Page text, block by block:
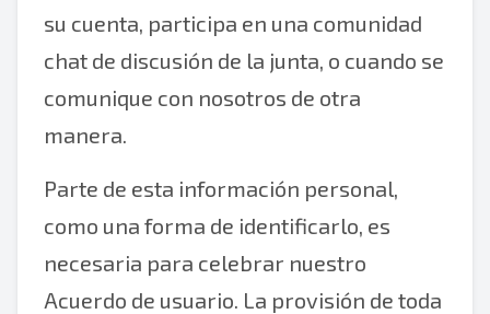
su cuenta, participa en una comunidad
chat de discusión de la junta, o cuando se
comunique con nosotros de otra
manera.
Parte de esta información personal,
como una forma de identificarlo, es
necesaria para celebrar nuestro
Acuerdo de usuario. La provisión de toda